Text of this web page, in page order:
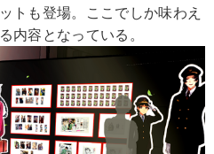
トも登場。ここでしか味わえ
内容となっている。